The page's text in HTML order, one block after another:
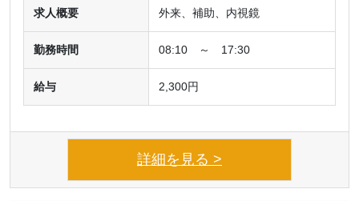
求人概要 外来、補助、内視鏡
勤務時間 08:10 ～ 17:30
給与 2,300円
詳細を見る >